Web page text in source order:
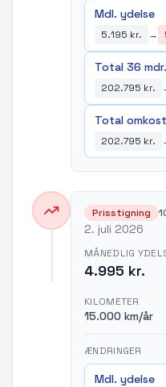
Mdl. ydelse
5.195 kr. →
Total 36 mdr.
202.795 kr.
Total
202.795 kr.
Prisstigning
2. juli 2026
MÅNEDLIG
4.995 kr.
KILOMETER
15.000 km/år
ÆNDRINGER
Mdl. ydelse